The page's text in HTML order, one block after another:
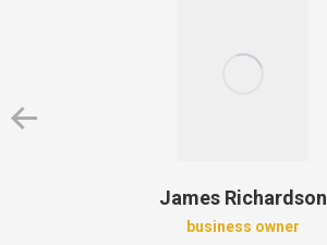
James Richardson
business owner